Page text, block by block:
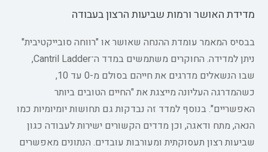
מדידת האושר ורמות שביעות הרצון בעבודה
בבסיס המאמר עומדת ההנחה שאושר או "רווחה סובייקטיבית"
ניתן למדידה. החוקרים משתמשים במדד ה־Cantril Ladder,
שבו הנשאלים מדרגים את חייהם בסולם מ-0 עד 10,
כשהמדרגה העליונה מייצגת את "החיים הטובים ביותר
האפשריים". בנוסף למדד זה נבדקות גם תחושות יומיומיות כמו
הנאה, מתח ודאגה, וכן מדדים הקשורים ישירות לעבודה כגון
שביעות רצון תעסוקתית ומעורבות עובדים. הנתונים מאפשרים